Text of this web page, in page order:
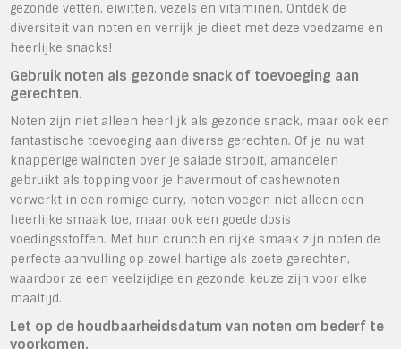
gezonde vetten, eiwitten, vezels en vitaminen. Ontdek de
diversiteit van noten en verrijk je dieet met deze voedzame en
heerlijke snacks!
Gebruik noten als gezonde snack of toevoeging aan
gerechten.
Noten zijn niet alleen heerlijk als gezonde snack, maar ook een
fantastische toevoeging aan diverse gerechten. Of je nu wat
knapperige walnoten over je salade strooit, amandelen
gebruikt als topping voor je havermout of cashewnoten
verwerkt in een romige curry, noten voegen niet alleen een
heerlijke smaak toe, maar ook een goede dosis
voedingsstoffen. Met hun crunch en rijke smaak zijn noten de
perfecte aanvulling op zowel hartige als zoete gerechten,
waardoor ze een veelzijdige en gezonde keuze zijn voor elke
maaltijd.
Let op de houdbaarheidsdatum van noten om bederf te
voorkomen.